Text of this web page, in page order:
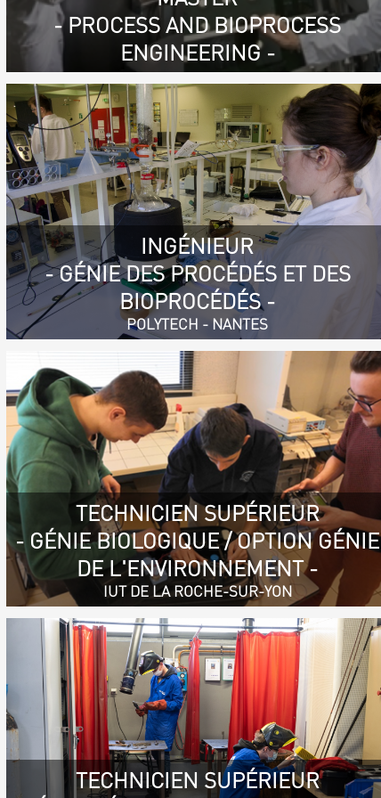
- PROCESS AND BIOPROCESS
ENGINEERING -
INGÉNIEUR
- GÉNIE DES PROCÉDÉS ET DES
BIOPROCÉDÉS -
POLYTECH - NANTES
TECHNICIEN SUPÉRIEUR
- GÉNIE BIOLOGIQUE / OPTION GÉNIE
DE L'ENVIRONNEMENT -
IUT DE LA ROCHE-SUR-YON
TECHNICIEN SUPÉRIEUR